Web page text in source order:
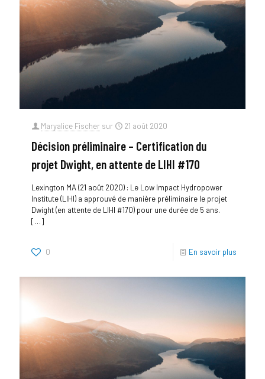
Maryalice Fischer sur 21 août 2020
Décision préliminaire – Certification du
projet Dwight, en attente de LIHI #170
Lexington MA (21 août 2020) : Le Low Impact Hydropower
Institute (LIHI) a approuvé de manière préliminaire le projet
Dwight (en attente de LIHI #170) pour une durée de 5 ans.
[…]
0 En savoir plus